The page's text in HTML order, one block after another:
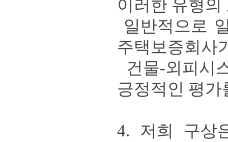
이러한 유형의
일반적으로
주택보증회사
건물-외피시
긍정적인 평
4. 저희 구상